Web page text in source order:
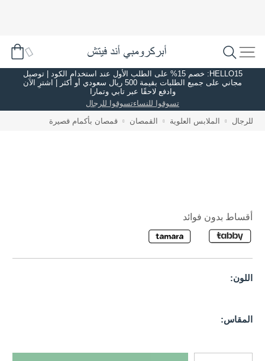
HELLO15: خصم 15% على الطلب الأول عند استخدام الكود | توصيل
مجاني على جميع الطلبات بقيمة 500 ريال سعودي أو أكثر | اشترِ الآن
وادفع لاحقًا عبر تابي وتمارا
تسوقوا للنساءتسوقوا للرجال
للرجال الملابس العلوية القمصان قمصان بأكمام قصيرة
أقساط بدون فوائد
اللون:
المقاس: